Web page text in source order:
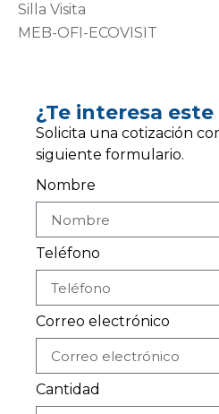
Silla Visita
MEB-OFI-ECOVISIT
¿Te interesa
Solicita una cotización
siguiente formulario.
Nombre
Teléfono
Correo electrónico
Cantidad